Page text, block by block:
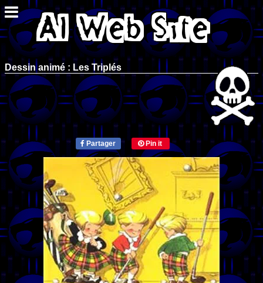
Dessin animé : Les Triplés
Partager Pin it